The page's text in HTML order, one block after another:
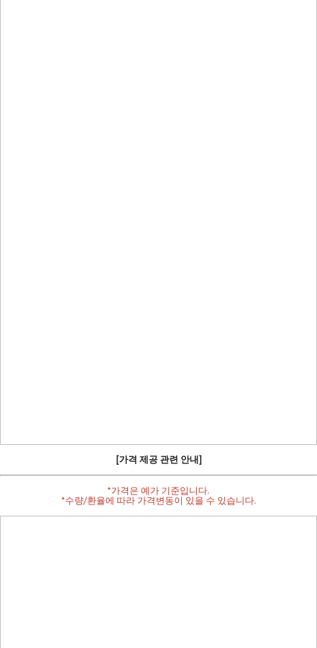
[가격 제공 관련 안내]
*가격은 예가 기준입니다.
*수량/환율에 따라 가격변동이 있을 수 있습니다.